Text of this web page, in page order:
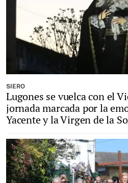
SIERO
Lugones se vuelca con el
jornada marcada por la
Yacente y la Virgen de la